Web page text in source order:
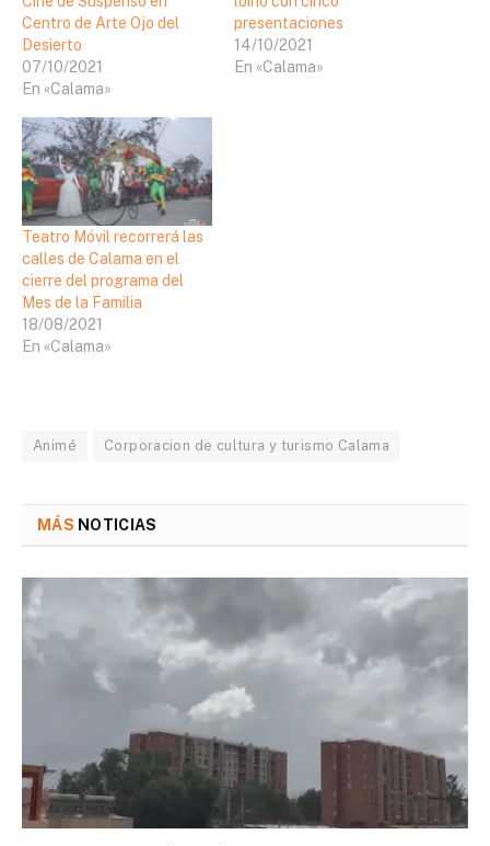
Centro de Arte Ojo del
Desierto
07/10/2021
En «Calama»
presentaciones
14/10/2021
En «Calama»
Teatro Móvil recorrerá las
calles de Calama en el
cierre del programa del
Mes de la Familia
18/08/2021
En «Calama»
Animé Corporacion de cultura y turismo Calama
MÁS NOTICIAS